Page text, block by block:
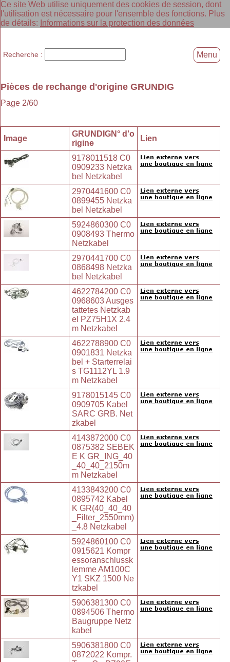
Ce site Web utilise uniquement des cookies de session, dont
l'utilisation est nécessaire pour l'ensemble des fonctions. Plus
de détails: Informations sur la protection des données
Pièces de rechange d'origine GRUNDIG
Page 2/60
Image
GRUNDIGN° d'o
rigine
Lien
9178011518 C0
0909233 Netzka
bel Netzkabel
2970441600 C0
0899455 Netzka
bel Netzkabel
5924860300 C0
0908493 Thermo
Netzkabel
2970441700 C0
0868498 Netzka
bel Netzkabel
4622784200 C0
0968603 Ausges
tattetes Netzkab
el PZ75H1X 2.4
m Netzkabel
4622788900 C0
0901831 Netzka
bel + Starterrelai
s TG1112YL 1.9
m Netzkabel
9178015145 C0
0909705 Kabel
SARC GRB. Net
zkabel
4143872000 C0
0875382 SEBEK
E K GR_ING_40
_40_40_2150m
m Netzkabel
4133843200 C0
0895742 Kabel
K GR(40_40_40
_Filter_2550mm)
_4.8 Netzkabel
5924860100 C0
0915621 Kompr
essoranschlussk
lemme AM100C
Y1 SKZ 1500 Ne
tzkabel
5906381300 C0
0894506 Thermo
Baugruppe Netz
kabel
5906381800 C0
0872022 Kompr.
Recherche : Menu